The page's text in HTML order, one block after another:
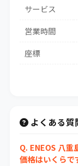
サービス
営業時間
座標
よくある質
Q. ENEOS 八
価格はいくらで